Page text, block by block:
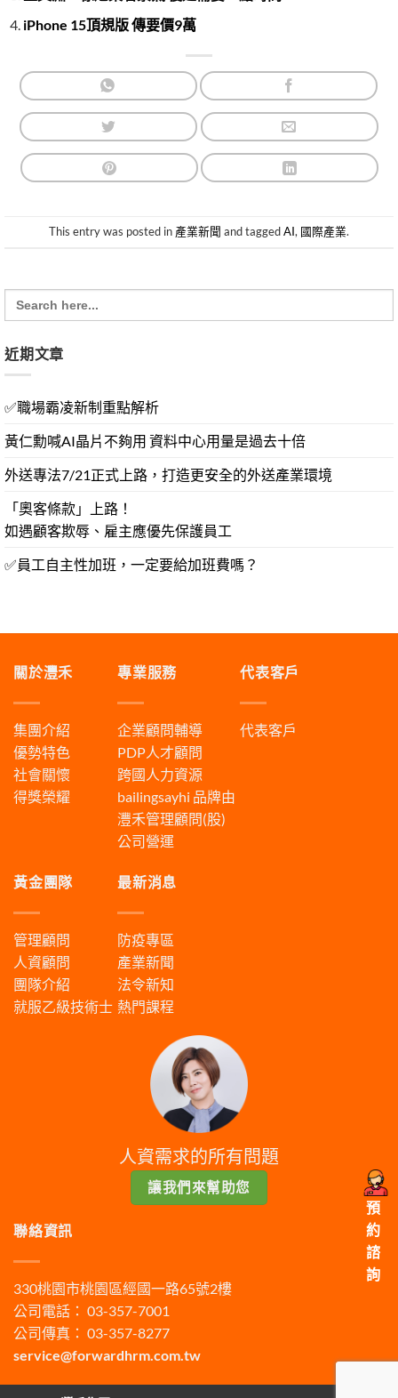
iPhone 15頂規版 傳要價9萬
This entry was posted in 產業新聞 and taggedAI, 國際產業.
Search
for:
近期文章
✅職場霸凌新制重點解析
黃仁勳喊AI晶片不夠用 資料中心用量是過去十倍
外送專法7/21正式上路，打造更安全的外送產業環境
「奧客條款」上路！
如遇顧客欺辱、雇主應優先保護員工
✅員工自主性加班，一定要給加班費嗎？
關於灃禾
集團介紹
優勢特色
社會關懷
得獎榮耀
專業服務
企業顧問輔導
PDP人才顧問
跨國人力資源
bailingsayhi 品牌由
灃禾管理顧問(股)
公司營運
代表客戶
代表客戶
黃金團隊
管理顧問
人資顧問
團隊介紹
就服乙級技術士
最新消息
防疫專區
產業新聞
法令新知
熱門課程
人資需求的所有問題
讓我們來幫助您
聯絡資訊
330桃園市桃園區經國一路65號2樓
公司電話： 03-357-7001
公司傳真： 03-357-8277
service@forwardhrm.com.tw
預
約
諮
詢